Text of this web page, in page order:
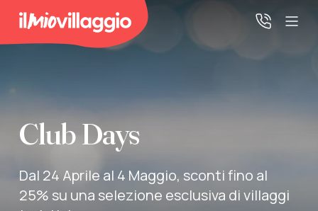
Home
Promo Speciali
Destinazioni
Club Days
Dal 24 Aprile al 4 Maggio, sconti fino al
25% su una selezione esclusiva di villaggi